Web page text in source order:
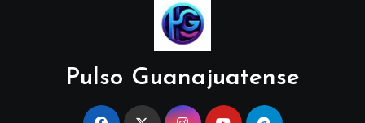
Pulso Guanajuatense